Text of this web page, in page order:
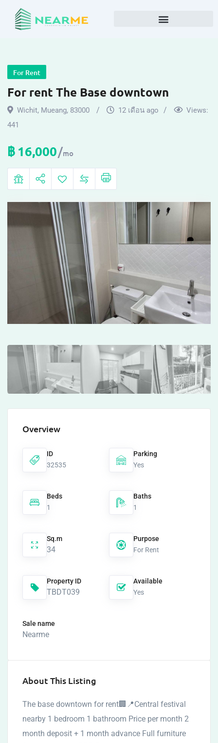
For Rent
For rent The Base downtown
Wichit, Mueang, 83000 12 เดือน ago
Views:
441
฿ 16,000 mo
Overview
ID
32535
Parking
Yes
Beds
1
Baths
1
Sq.m
34
Purpose
For Rent
Property ID
TBDT039
Available
Yes
Sale name
Nearme
About This Listing
The base downtown for rent🏢📍Central festival
nearby 1 bedroom 1 bathroom Price per month 2
month deposit + 1 month advance Full furniture